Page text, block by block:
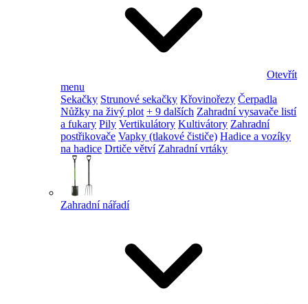
Otevřít
menu
Sekačky Strunové sekačky Křovinořezy Čerpadla
Nůžky na živý plot + 9 dalších Zahradní vysavače listí
a fukary Pily Vertikulátory Kultivátory Zahradní
postřikovače Vapky (tlakové čističe) Hadice a vozíky
na hadice Drtiče větví Zahradní vrtáky
Zahradní nářadí